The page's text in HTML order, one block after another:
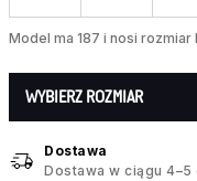
Model ma 187 i nosi rozmiar
WYBIERZ ROZMIAR
Dostawa
Dostawa w ciągu